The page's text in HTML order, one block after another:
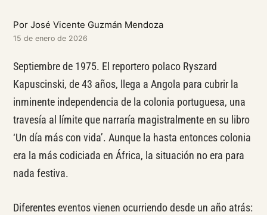
Por José Vicente Guzmán Mendoza
15 de enero de 2026
Septiembre de 1975. El reportero polaco Ryszard
Kapuscinski, de 43 años, llega a Angola para cubrir la
inminente independencia de la colonia portuguesa, una
travesía al límite que narraría magistralmente en su libro
‘Un día más con vida’. Aunque la hasta entonces colonia
era la más codiciada en África, la situación no era para
nada festiva.
Diferentes eventos vienen ocurriendo desde un año atrás: